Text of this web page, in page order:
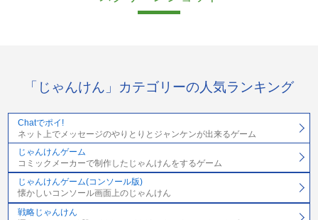
「じゃんけん」カテゴリーの人気ランキング
Chatでポイ!
ネット上でメッセージのやりとりとジャンケンが出来るゲーム
じゃんけんゲーム
コミックメーカーで制作したじゃんけんをするゲーム
じゃんけんゲーム(コンソール版)
懐かしいコンソール画面上のじゃんけん
戦略じゃんけん